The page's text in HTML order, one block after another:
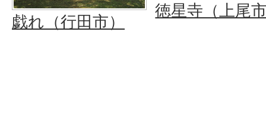
戯れ（行田市）
徳星寺（上尾